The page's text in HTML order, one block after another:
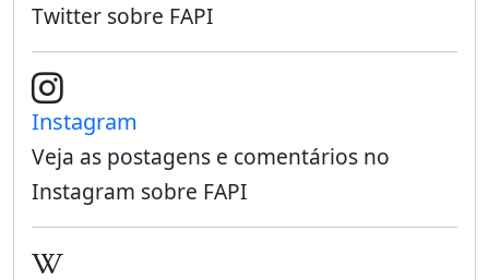
Twitter sobre FAPI
Instagram
Veja as postagens e comentários no
Instagram sobre FAPI